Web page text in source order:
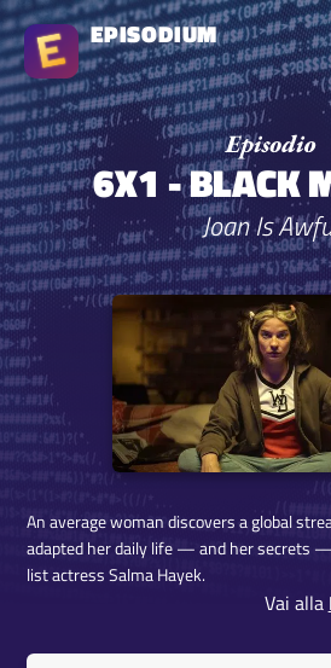
EPISODIUM
6X1 - BLACK
Joan Is
An average woman discovers a global
adapted her daily life — and her secrets
list actress Salma Hayek.
Vai alla